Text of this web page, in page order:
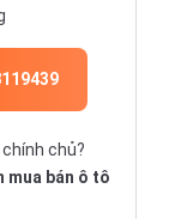
chủ?
mua bán ô tô